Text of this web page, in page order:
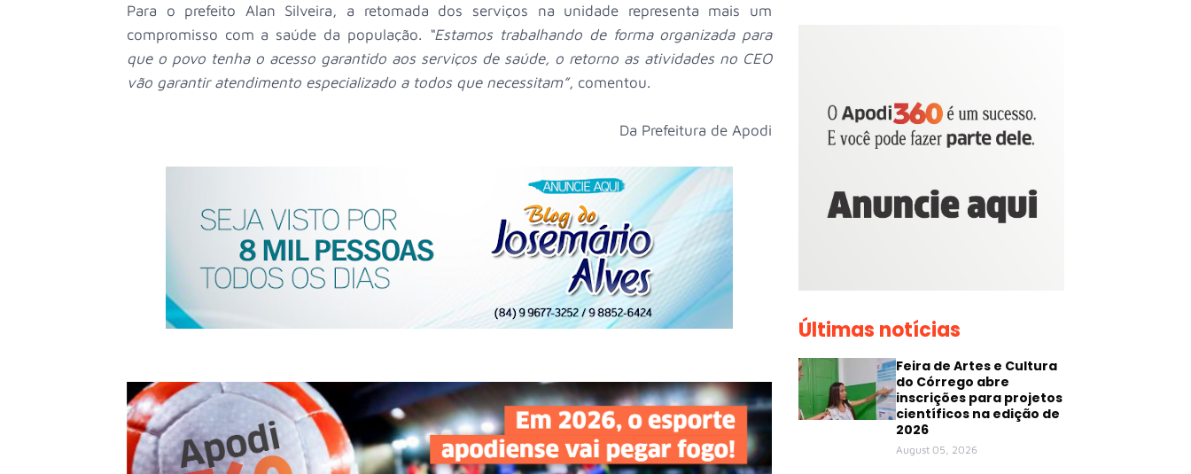
Para o prefeito Alan Silveira, a retomada dos serviços na unidade representa mais um
compromisso com a saúde da população. “Estamos trabalhando de forma organizada para
que o povo tenha o acesso garantido aos serviços de saúde, o retorno as atividades no CEO
vão garantir atendimento especializado a todos que necessitam”, comentou.
Da Prefeitura de Apodi
Últimas notícias
Feira de Artes e Cultura
do Córrego abre
inscrições para projetos
científicos na edição de
2026
August 05, 2026